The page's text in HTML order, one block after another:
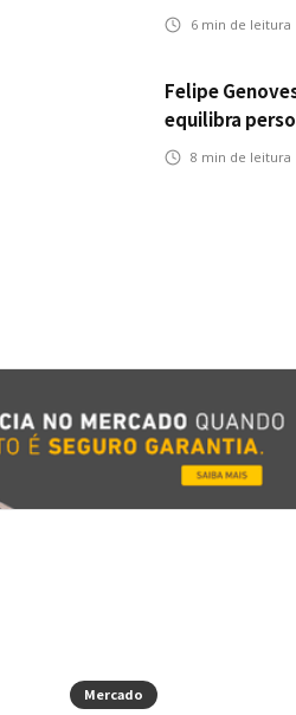
anos da ENS
6 min de leitura
Felipe
equilibra
tecnologia
8 min de leitura
Mercado